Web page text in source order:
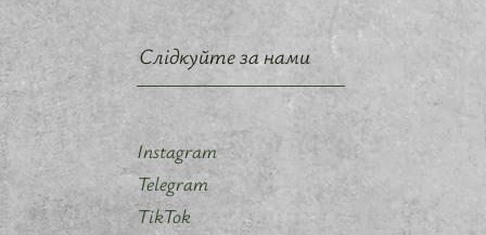
Слідкуйте за нами
Instagram
Telegram
TikTok